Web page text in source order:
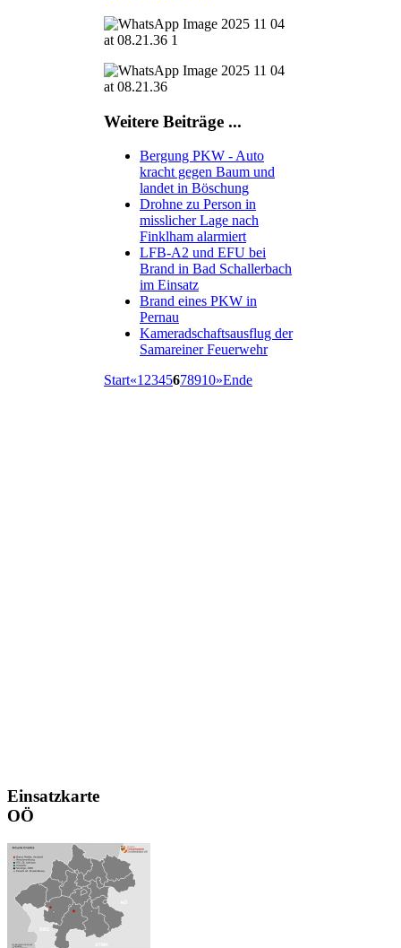
Weitere Beiträge ...
Bergung PKW - Auto
kracht gegen Baum und
landet in Böschung
Drohne zu Person in
misslicher Lage nach
Finklham alarmiert
LFB-A2 und EFU bei
Brand in Bad Schallerbach
im Einsatz
Brand eines PKW in
Pernau
Kameradschaftsausflug der
Samareiner Feuerwehr
Start«1 2345678910»Ende
Einsatzkarte
OÖ